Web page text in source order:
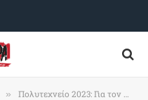
» Πολυτεχνείο 2023: Για τον παλαιστινιακό λαό και την Αντίστασή του